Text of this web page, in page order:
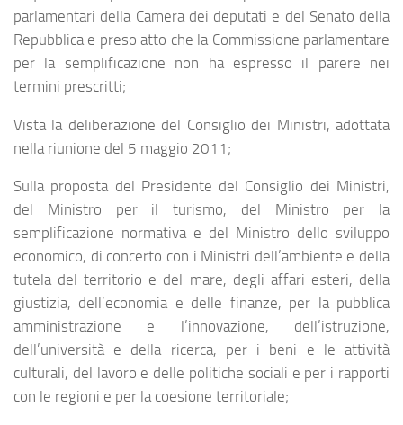
parlamentari della Camera dei deputati e del Senato della
Repubblica e preso atto che la Commissione parlamentare
per la semplificazione non ha espresso il parere nei
termini prescritti;
Vista la deliberazione del Consiglio dei Ministri, adottata
nella riunione del 5 maggio 2011;
Sulla proposta del Presidente del Consiglio dei Ministri,
del Ministro per il turismo, del Ministro per la
semplificazione normativa e del Ministro dello sviluppo
economico, di concerto con i Ministri dell’ambiente e della
tutela del territorio e del mare, degli affari esteri, della
giustizia, dell’economia e delle finanze, per la pubblica
amministrazione e l’innovazione, dell’istruzione,
dell’università e della ricerca, per i beni e le attività
culturali, del lavoro e delle politiche sociali e per i rapporti
con le regioni e per la coesione territoriale;